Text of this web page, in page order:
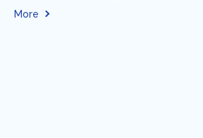
acting up, finding...
More